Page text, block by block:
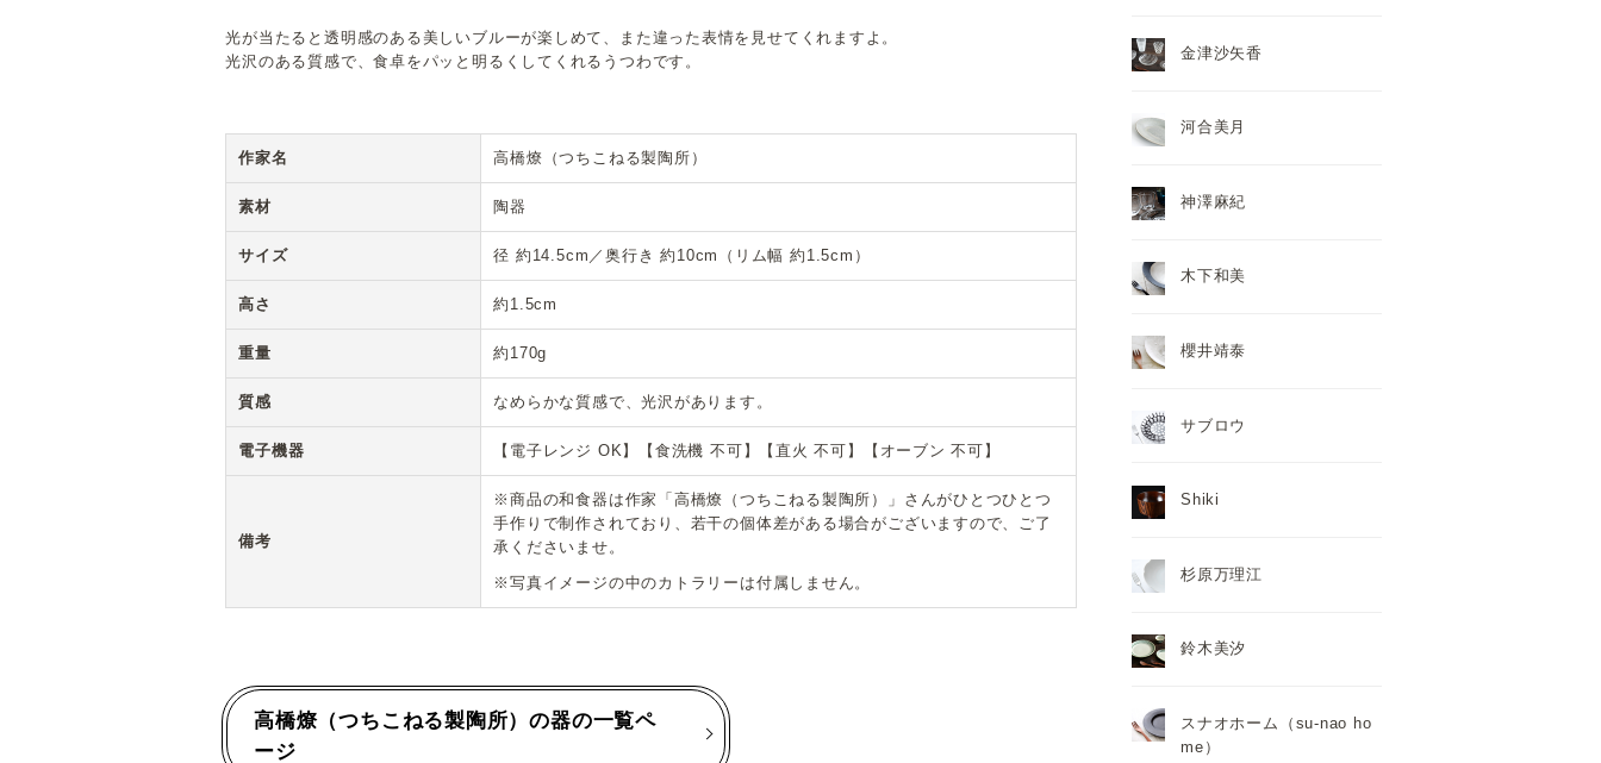
光が当たると透明感のある美しいブルーが楽しめて、また違った表情を見せてくれますよ。
光沢のある質感で、食卓をパッと明るくしてくれるうつわです。
作家名 高橋燎（つちこねる製陶所）
素材 陶器
サイズ 径 約14.5cm／奥行き 約10cm（リム幅 約1.5cm）
高さ 約1.5cm
重量 約170g
質感 なめらかな質感で、光沢があります。
電子機器 【電子レンジ OK】【食洗機 不可】【直火 不可】【オーブン 不可】
備考
※商品の和食器は作家「高橋燎（つちこねる製陶所）」さんがひとつひとつ
手作りで制作されており、若干の個体差がある場合がございますので、ご了
承くださいませ。
※写真イメージの中のカトラリーは付属しません。
高橋燎（つちこねる製陶所）の器の一覧ペ
ージ
金津沙矢香
河合美月
神澤麻紀
木下和美
櫻井靖泰
サブロウ
Shiki
杉原万理江
鈴木美汐
スナオホーム（su-nao ho
me）